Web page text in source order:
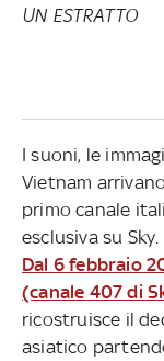
UN ESTRATTO
I suoni, le
Vietnam
primo canale
esclusiva su Sky.
Dal 6 febbraio
(canale 407 di
ricostruisce il
asiatico